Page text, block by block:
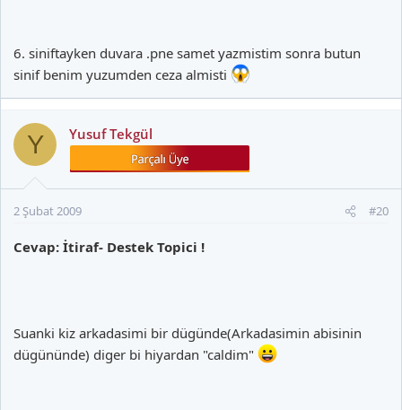
6. siniftayken duvara .pne samet yazmistim sonra butun
sinif benim yuzumden ceza almisti
Y Yusuf Tekgül
2 Şubat 2009 #20
Cevap: İtiraf- Destek Topici !
Suanki kiz arkadasimi bir dügünde(Arkadasimin abisinin
dügününde) diger bi hiyardan "caldim"